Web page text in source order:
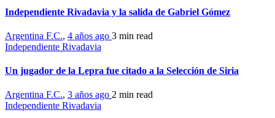
Independiente Rivadavia y la salida de Gabriel Gómez
Argentina F.C., 4 años ago 3 min read
Independiente Rivadavia
Un jugador de la Lepra fue citado a la Selección de Siria
Argentina F.C., 3 años ago 2 min read
Independiente Rivadavia